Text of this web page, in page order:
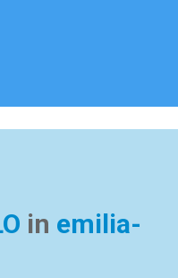
in emilia-